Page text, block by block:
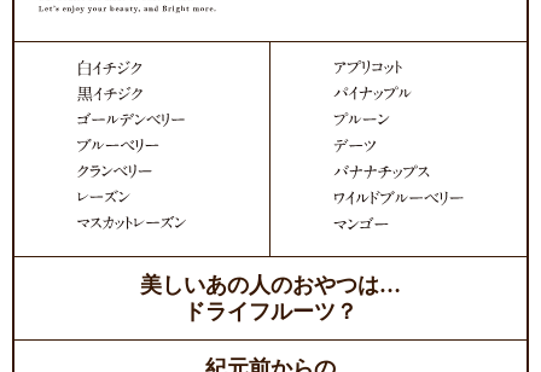
美しいあの人のおやつは…
ドライフルーツ？